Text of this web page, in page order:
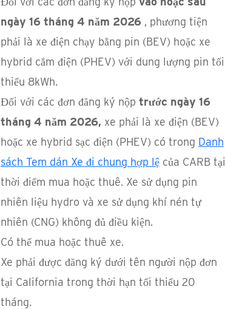
ngày 16 tháng 4 năm 2026 , phương tiện
phải là xe điện chạy bằng pin (BEV) hoặc xe
hybrid cắm điện (PHEV) với dung lượng pin tối
thiểu 8kWh.
Đối với các đơn đăng ký nộp trước ngày 16
tháng 4 năm 2026, xe phải là xe điện (BEV)
hoặc xe hybrid sạc điện (PHEV) có trong Danh
sách Tem dán Xe đi chung hợp lệ của CARB tại
thời điểm mua hoặc thuê. Xe sử dụng pin
nhiên liệu hydro và xe sử dụng khí nén tự
nhiên (CNG) không đủ điều kiện.
Có thể mua hoặc thuê xe.
Xe phải được đăng ký dưới tên người nộp đơn
tại California trong thời hạn tối thiểu 20
tháng.